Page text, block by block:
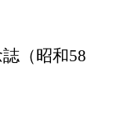
（昭和58